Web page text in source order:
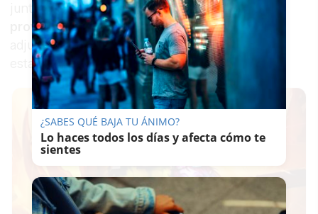
junta de gobierno local, aprobó elplano
provisional de casetas
y cerró el proceso de
adjudicación con un total de170 casetas
esta edición de la Feria del Caballo.
¿SABES QUÉ BAJA TU ÁNIMO?
Lo haces todos los días y afecta cómo te
sientes